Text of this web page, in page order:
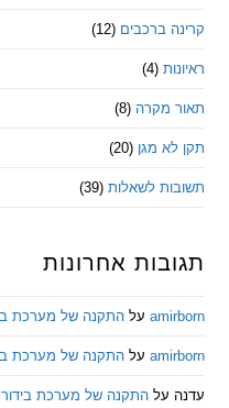
ברכבים (12)
(8)
מגן (20)
לשאלות (39)
אחרונות
עלהתקנה של מערכת בידור
עלהתקנה של מערכת בידור
התקנה של מערכת בידור אנדרויד